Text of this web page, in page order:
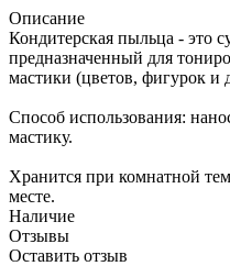
Описание
Кондитерская пыльца - это
предназначенный для
мастики (цветов, фигурок и
Способ использования:
мастику.
Хранится при комнатной
месте.
Наличие
Отзывы
Оставить отзыв